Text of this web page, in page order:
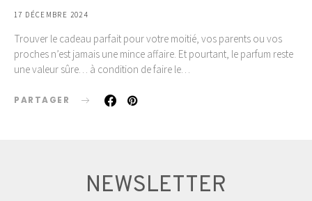
17 DÉCEMBRE 2024
Trouver le cadeau parfait pour votre moitié, vos parents ou vos
proches n’est jamais une mince affaire. Et pourtant, le parfum reste
une valeur sûre… à condition de faire le…
PARTAGER
NEWSLETTER